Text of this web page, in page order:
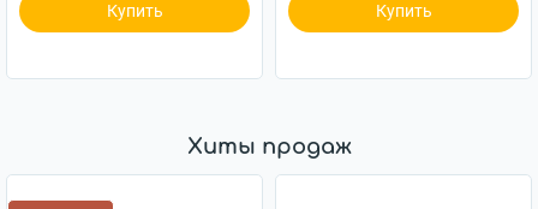
Купить Купить
Хиты продаж